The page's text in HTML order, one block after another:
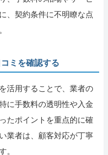
、契約条件に不明瞭な点
ミを確認する
活用することで、業者の
に手数料の透明性や入金
たポイントを重点的に確
業者は、顧客対応が丁寧
。